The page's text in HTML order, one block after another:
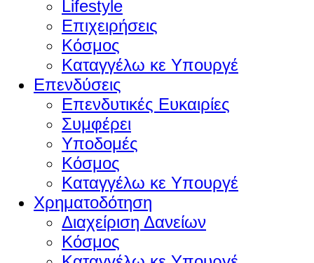
Lifestyle
Επιχειρήσεις
Κόσμος
Καταγγέλω κε Υπουργέ
Επενδύσεις
Επενδυτικές Ευκαιρίες
Συμφέρει
Υποδομές
Κόσμος
Καταγγέλω κε Υπουργέ
Χρηματοδότηση
Διαχείριση Δανείων
Κόσμος